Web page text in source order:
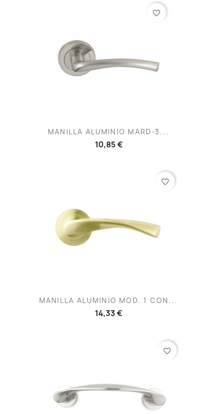
MANILLA ALUMINIO MARD-3...
10,85 €
favorite_border
MANILLA ALUMINIO MOD. 1 CON...
14,33 €
favorite_border
favorite_border